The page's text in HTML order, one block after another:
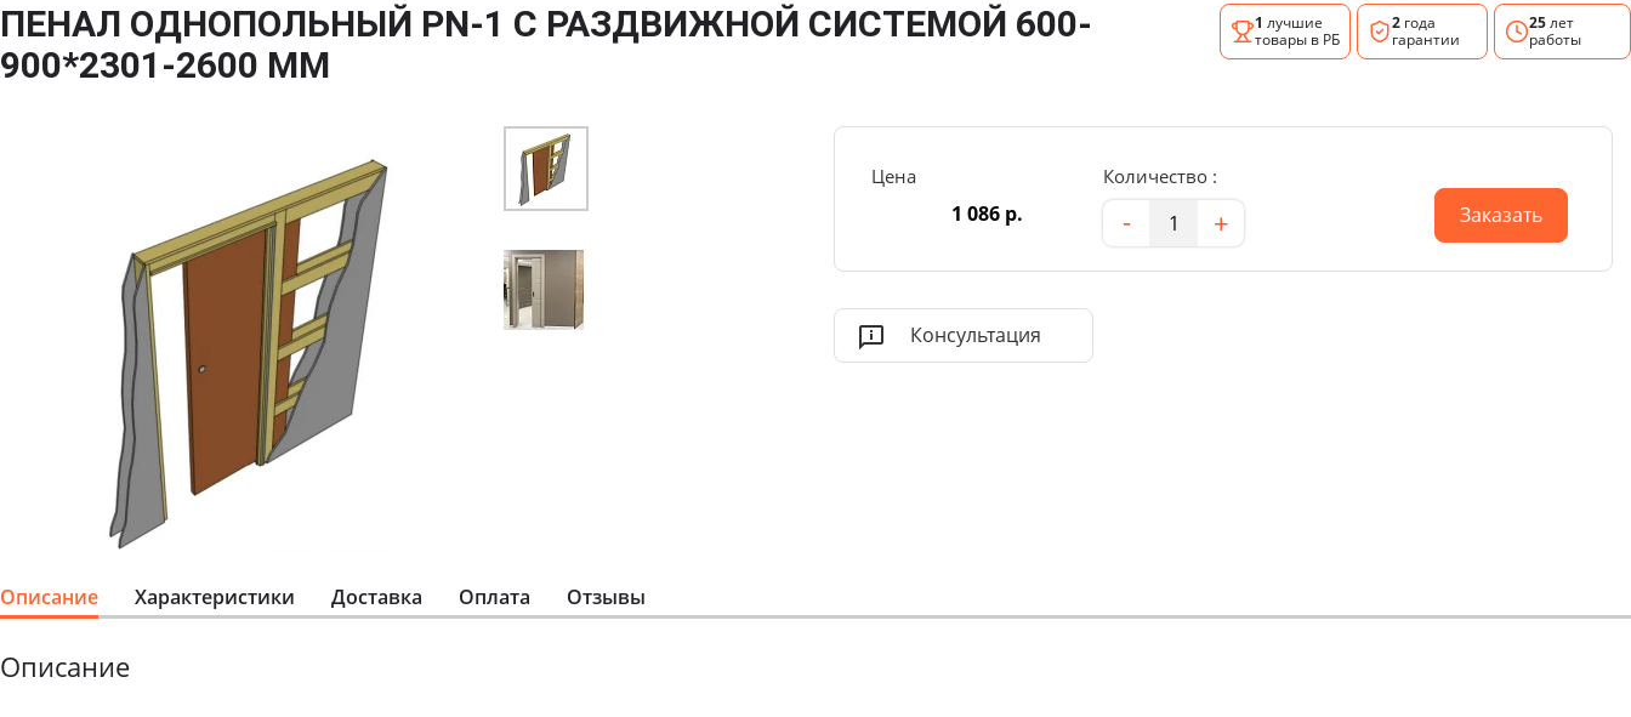
ПЕНАЛ ОДНОПОЛЬНЫЙ PN-1 С РАЗДВИЖНОЙ СИСТЕМОЙ 600-
900*2301-2600 ММ
1 лучшие
товары в РБ
2 года
гарантии
25лет
работы
Цена
1 086 р.
Количество :
Количество
- + Заказать
Консультация
Описание Характеристики Доставка Оплата Отзывы
Описание